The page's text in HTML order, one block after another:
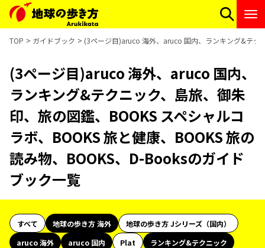
TOP ガイドブック (3ページ目)aruco 海外、aruco 国内、ランキング&テク
(3ページ目)aruco 海外、aruco 国内、
ランキング&テクニック、島旅、御朱
印、旅の図鑑、BOOKS スペシャルコ
ラボ、BOOKS 旅と健康、BOOKS 旅の
読み物、BOOKS、D-Booksのガイド
ブック一覧
すべて 地球の歩き方 海外
地球の歩き方 Jシリーズ（国内）
aruco 海外
aruco 国内 Plat
ランキング&テクニック